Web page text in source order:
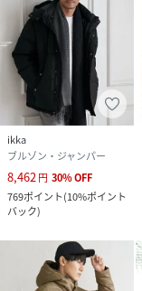
ikka
ブルゾン・ジャンパー
8,462円 30%OFF
769ポイント(10%ポイント
バック)